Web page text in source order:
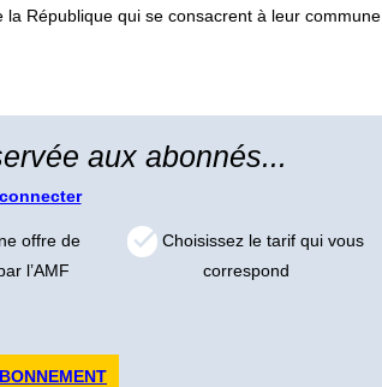
République qui se consacrent à leur commune
aux abonnés...
offre de
l’AMF
Choisissez le tarif qui vous
correspond